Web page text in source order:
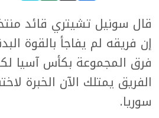
قال سونيل تشيتري قائد
إن فريقه لم يفاجأ بالقوة
فرق المجموعة بكأس آسيا
الفريق يمتلك الآن الخبرة
سوريا.